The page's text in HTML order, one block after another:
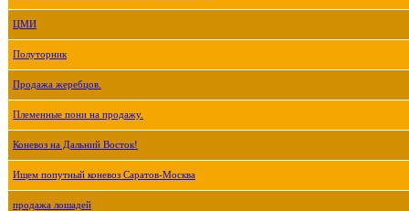
ЦМИ
Полуторник
Продажа жеребцов.
Племенные пони на продажу.
Коневоз на Дальний Восток!
Ищем попутный коневоз Саратов-Москва
продажа лошадей